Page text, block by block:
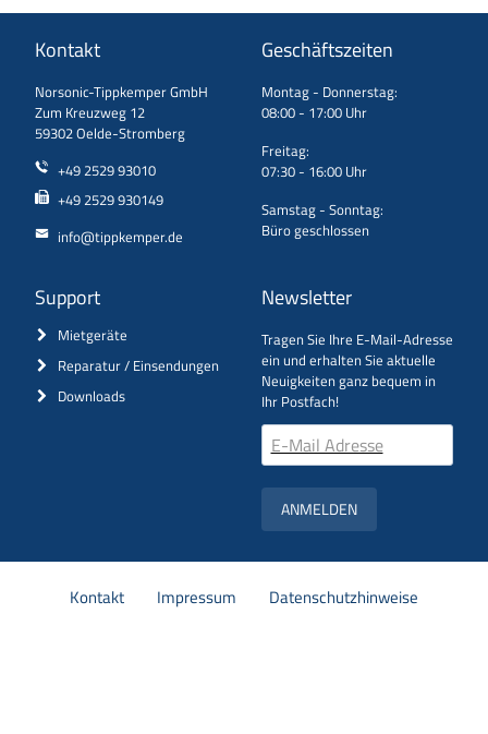
Kontakt
Norsonic-Tippkemper GmbH
Zum Kreuzweg 12
59302 Oelde-Stromberg
+49 2529 93010
+49 2529 930149
info@tippkemper.de
Geschäftszeiten
Montag - Donnerstag:
08:00 - 17:00 Uhr
Freitag:
07:30 - 16:00 Uhr
Samstag - Sonntag:
Büro geschlossen
Support
Mietgeräte
Reparatur / Einsendungen
Downloads
Newsletter
Tragen Sie Ihre E-Mail-Adresse
ein und erhalten Sie aktuelle
Neuigkeiten ganz bequem in
Ihr Postfach!
ANMELDEN
Navigation
Kontakt Impressum Datenschutzhinweise